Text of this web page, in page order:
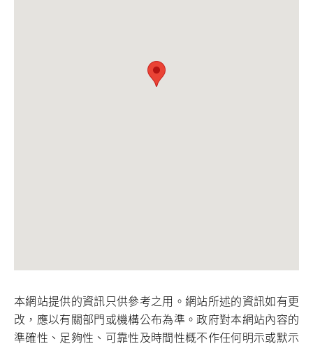
本網站提供的資訊只供參考之用。網站所述的資訊如有更
改，應以有關部門或機構公布為準。政府對本網站內容的
準確性、足夠性、可靠性及時間性概不作任何明示或默示